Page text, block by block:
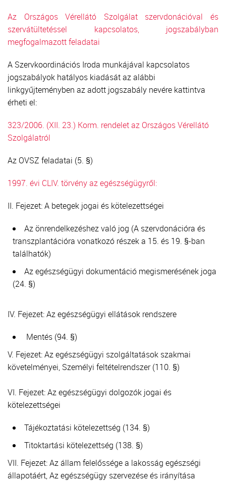
Az Országos Vérellátó Szolgálat szervdonációval és
szervátültetéssel kapcsolatos, jogszabályban
megfogalmazott feladatai
A Szervkoordinációs Iroda munkájával kapcsolatos
jogszabályok hatályos kiadását az alábbi
linkgyűjteményben az adott jogszabály nevére kattintva
érheti el:
323/2006. (XII. 23.) Korm. rendelet az Országos Vérellátó
Szolgálatról
Az OVSZ feladatai (5. §)
1997. évi CLIV. törvény az egészségügyről:
II. Fejezet: A betegek jogai és kötelezettségei
Az önrendelkezéshez való jog (A szervdonációra és
transzplantációra vonatkozó részek a 15. és 19. §-ban
találhatók)
Az egészségügyi dokumentáció megismerésének joga
(24. §)
IV. Fejezet: Az egészségügyi ellátások rendszere
Mentés (94. §)
V. Fejezet: Az egészségügyi szolgáltatások szakmai
követelményei, Személyi feltételrendszer (110. §)
VI. Fejezet: Az egészségügyi dolgozók jogai és
kötelezettségei
Tájékoztatási kötelezettség (134. §)
Titoktartási kötelezettség (138. §)
VII. Fejezet: Az állam felelőssége a lakosság egészségi
állapotáért, Az egészségügy szervezése és irányítása